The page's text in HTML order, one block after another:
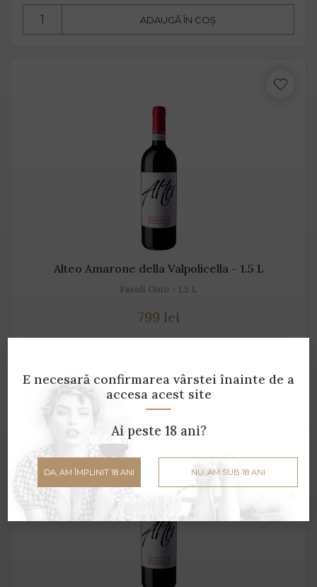
ADAUGĂ ÎN COȘ
Alteo Amarone della Valpolicella - 1.5 L
Fasoli Gino - 1.5 L
799 lei
E necesară confirmarea vârstei înainte de a
accesa acest site
Ai peste 18 ani?
DA, AM ÎMPLINIT 18 ANI NU, AM SUB 18 ANI